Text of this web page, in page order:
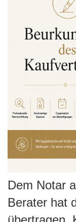
Dem Notar
Berater hat